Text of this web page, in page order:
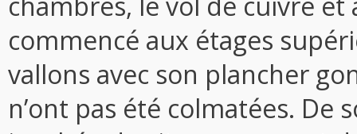
commencé aux étages
vallons avec son plancher
n’ont pas été colmatées.